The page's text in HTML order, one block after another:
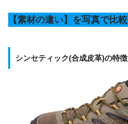
【素材の違い】を写真で比較
シンセティック(合成皮革)の特徴